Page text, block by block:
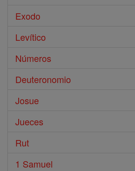
Exodo
Levítico
Números
Deuteronomio
Josue
Jueces
Rut
1 Samuel